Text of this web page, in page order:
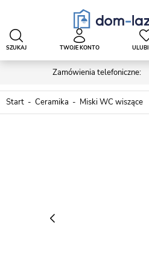
Zamówienia telefoniczne:
SZUKAJ TWOJE KONTO
Start Ceramika Miski WC wiszące